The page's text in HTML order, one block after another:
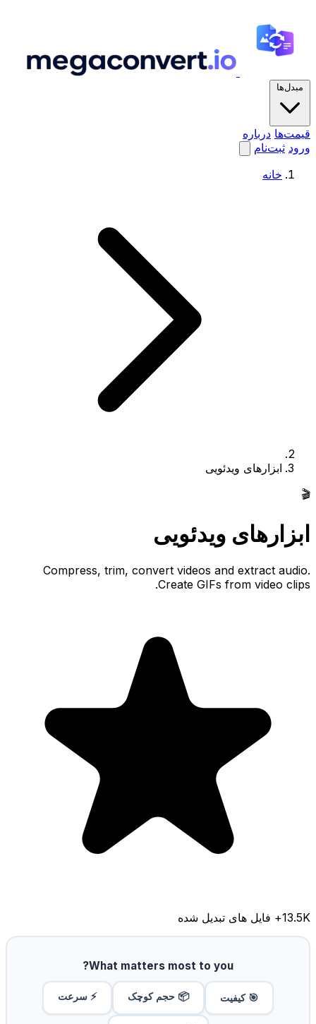
مبدل‌ها
قیمت‌ها درباره
ورود ثبت‌نام
خانه
ابزارهای ویدئویی
🎬
ابزارهای ویدئویی
Compress, trim, convert videos and extract audio.
Create GIFs from video clips.
13.5K+ فایل های تبدیل شده
What matters most to you?
🎯 کیفیت 📦 حجم کوچک ⚡ سرعت